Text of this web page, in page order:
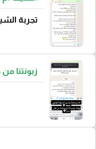
تجربة
زبونتنا